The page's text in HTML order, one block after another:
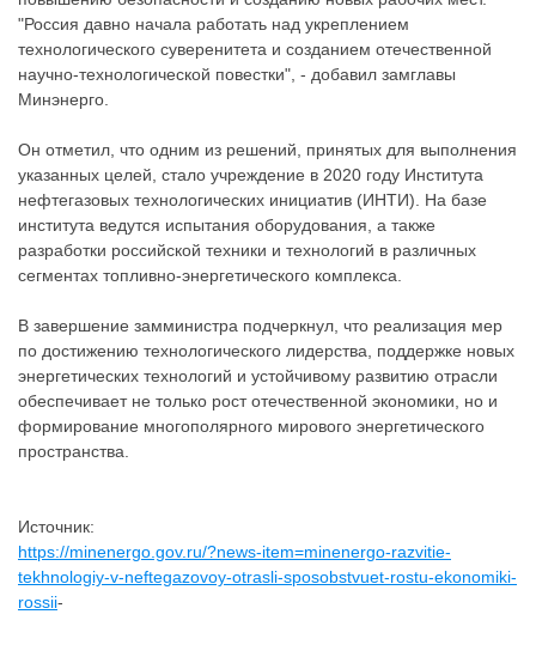
"Россия давно начала работать над укреплением
технологического суверенитета и созданием отечественной
научно-технологической повестки", - добавил замглавы
Минэнерго.
Он отметил, что одним из решений, принятых для выполнения
указанных целей, стало учреждение в 2020 году Института
нефтегазовых технологических инициатив (ИНТИ). На базе
института ведутся испытания оборудования, а также
разработки российской техники и технологий в различных
сегментах топливно-энергетического комплекса.
В завершение замминистра подчеркнул, что реализация мер
по достижению технологического лидерства, поддержке новых
энергетических технологий и устойчивому развитию отрасли
обеспечивает не только рост отечественной экономики, но и
формирование многополярного мирового энергетического
пространства.
Источник:
https://minenergo.gov.ru/?news-item=minenergo-razvitie-
tekhnologiy-v-neftegazovoy-otrasli-sposobstvuet-rostu-ekonomiki-
rossii-